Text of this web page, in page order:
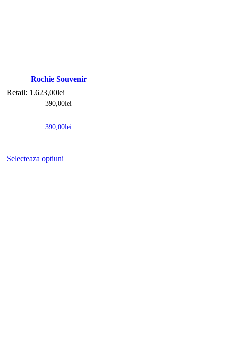
Rochie Souvenir
Retail: 1.623,00lei
390,00lei
390,00lei
Selecteaza optiuni